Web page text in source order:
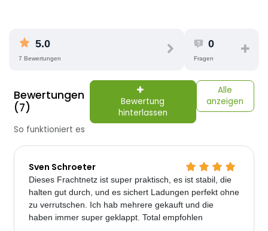
5.0
7 Bewertungen
0
Fragen
Bewertungen
(7)
Bewertung
hinterlassen
Alle
anzeigen
So funktioniert es
Sven Schroeter
Dieses Frachtnetz ist super praktisch, es ist stabil, die
halten gut durch, und es sichert Ladungen perfekt ohne
zu verrutschen. Ich hab mehrere gekauft und die
haben immer super geklappt. Total empfohlen